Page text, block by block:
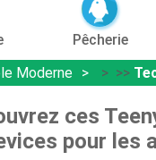
Pêcherie
Moderne > >>
ces
pour les